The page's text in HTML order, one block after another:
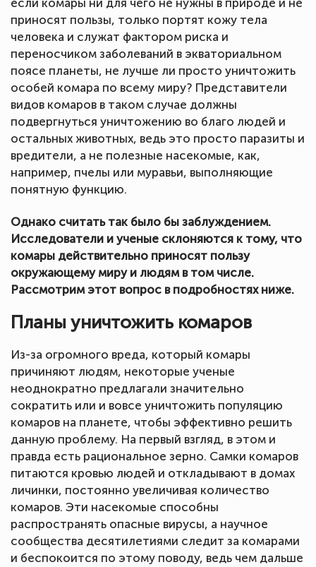
приносят пользы, только портят кожу тела
человека и служат фактором риска и
переносчиком заболеваний в экваториальном
поясе планеты, не лучше ли просто уничтожить
особей комара по всему миру? Представители
видов комаров в таком случае должны
подвергнуться уничтожению во благо людей и
остальных животных, ведь это просто паразиты и
вредители, а не полезные насекомые, как,
например, пчелы или муравьи, выполняющие
понятную функцию.
Однако считать так было бы заблуждением.
Исследователи и ученые склоняются к тому, что
комары действительно приносят пользу
окружающему миру и людям в том числе.
Рассмотрим этот вопрос в подробностях ниже.
Планы уничтожить комаров
Из-за огромного вреда, который комары
причиняют людям, некоторые ученые
неоднократно предлагали значительно
сократить или и вовсе уничтожить популяцию
комаров на планете, чтобы эффективно решить
данную проблему. На первый взгляд, в этом и
правда есть рациональное зерно. Самки комаров
питаются кровью людей и откладывают в домах
личинки, постоянно увеличивая количество
комаров. Эти насекомые способны
распространять опасные вирусы, а научное
сообщества десятилетиями следит за комарами
и беспокоится по этому поводу, ведь чем дальше